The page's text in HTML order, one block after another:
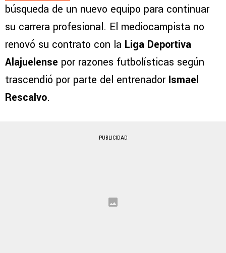
búsqueda de un nuevo equipo para continuar
su carrera profesional. El mediocampista no
renovó su contrato con la Liga Deportiva
Alajuelense por razones futbolísticas según
trascendió por parte del entrenador Ismael
Rescalvo.
PUBLICIDAD